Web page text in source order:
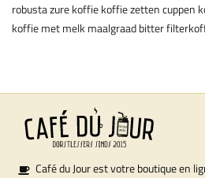
robustazure koffiekoffie zettencuppen
koffie met melkmaalgraadbitter
Café du Jour est votre boutique en